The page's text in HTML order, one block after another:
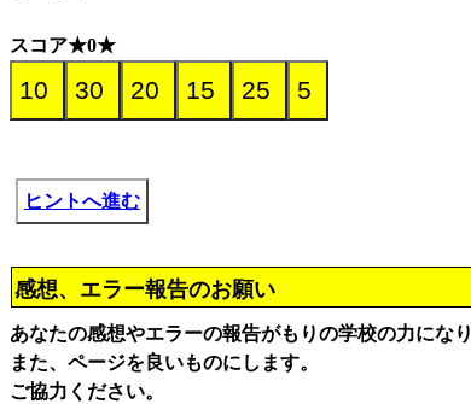
スコア★0★
ヒントへ進む
感想、エラー報告のお願い
あなたの感想やエラーの報告がもりの学校の力になり
また、ページを良いものにします。
ご協力ください。